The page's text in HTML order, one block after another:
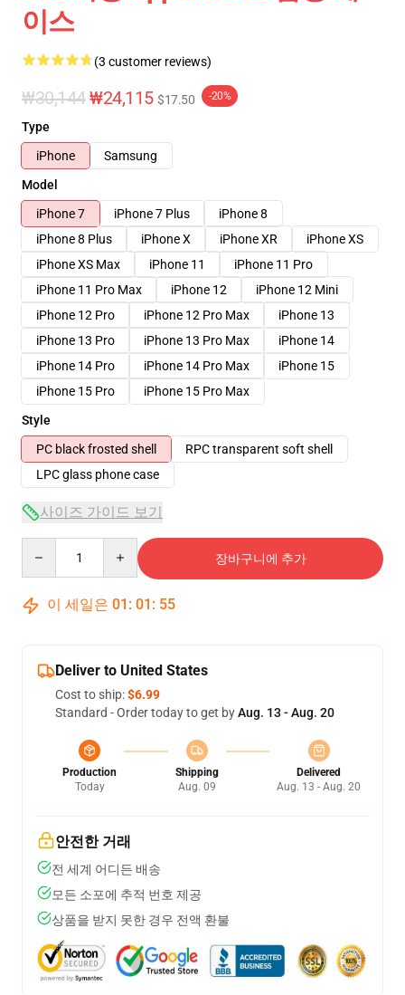
이스
(3 customer reviews)
₩30,144₩24,115 $17.50 -20%
Type
iPhone
Samsung
Model
iPhone 7
iPhone 7 Plus
iPhone 8
iPhone 8 Plus
iPhone X iPhone XR
iPhone XS
iPhone XS Max
iPhone 11
iPhone 11 Pro
iPhone 11 Pro Max
iPhone 12
iPhone 12 Mini
iPhone 12 Pro
iPhone 12 Pro Max
iPhone 13
iPhone 13 Pro
iPhone 13 Pro Max
iPhone 14
iPhone 14 Pro
iPhone 14 Pro Max
iPhone 15
iPhone 15 Pro
iPhone 15 Pro Max
Style
PC black frosted shell
RPC transparent soft shell
LPC glass phone case
사이즈 가이드 보기
장바구니에 추가
이 세일은 01 : 01 : 54
Deliver to United States
Cost to ship:$6.99
Standard - Order today to get byAug. 13 - Aug. 20
Production
Today
Shipping
Aug. 09
Delivered
Aug. 13 - Aug. 20
안전한 거래
전 세계 어디든 배송
모든 소포에 추적 번호 제공
상품을 받지 못한 경우 전액 환불